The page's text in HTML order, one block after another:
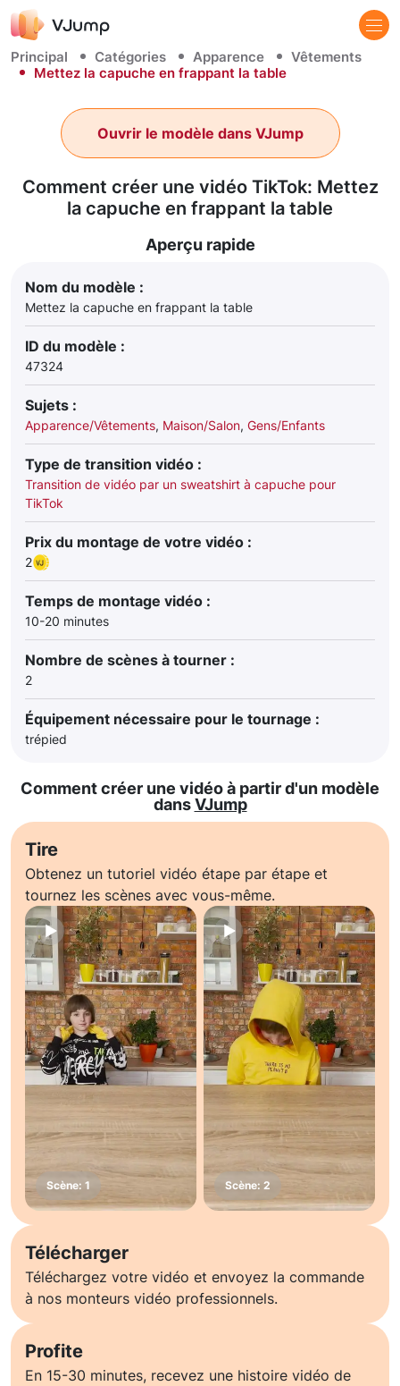
Principal Catégories Apparence
Vêtements
Mettez la capuche en frappant la table
Comment créer une vidéo TikTok: Mettez
la capuche en frappant la table
Ouvrir le modèle dans VJump
Aperçu rapide
Nom du modèle :
Mettez la capuche en frappant la table
ID du modèle :
47324
Sujets :
Apparence/Vêtements, Maison/Salon, Gens/Enfants
Type de transition vidéo :
Transition de vidéo par un sweatshirt à capuche pour
TikTok
Prix du montage de votre vidéo :
2
Temps de montage vidéo :
10-20 minutes
Nombre de scènes à tourner :
2
Équipement nécessaire pour le tournage :
trépied
Comment créer une vidéo à partir d'un modèle
dansVJump
Tire
Obtenez un tutoriel vidéo étape par étape et
tournez les scènes avec vous-même.
Télécharger
Téléchargez votre vidéo et envoyez la commande
à nos monteurs vidéo professionnels.
Profite
En 15-30 minutes, recevez une histoire vidéo de